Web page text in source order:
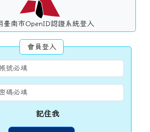
臺南市OpenID認證系統登入
會員登入
記住我